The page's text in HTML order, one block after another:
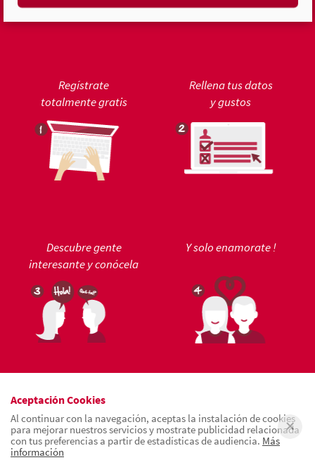
Regístrate
totalmente gratis
Rellena tus datos
y gustos
Descubre gente
interesante y conócela
Y solo enamorate !
Aceptación Cookies
Al continuar con la navegación, aceptas la instalación de cookies
para mejorar nuestros servicios y mostrate publicidad relacionada
con tus preferencias a partir de estadísticas de audiencia. Más
información